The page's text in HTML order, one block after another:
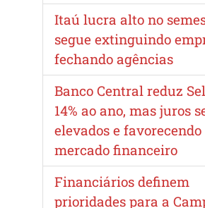
Itaú lucra alto no
segue extinguindo
fechando agências
Banco Central reduz
14% ao ano, mas juros
elevados e favorecendo
mercado financeiro
Financiários definem
prioridades para a